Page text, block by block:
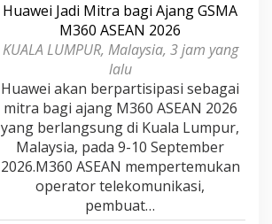
Huawei Jadi Mitra bagi Ajang GSMA
M360 ASEAN 2026
KUALA LUMPUR, Malaysia, 3 jam yang
lalu
Huawei akan berpartisipasi sebagai
mitra bagi ajang M360 ASEAN 2026
yang berlangsung di Kuala Lumpur,
Malaysia, pada 9-10 September
2026.M360 ASEAN mempertemukan
operator telekomunikasi,
pembuat…